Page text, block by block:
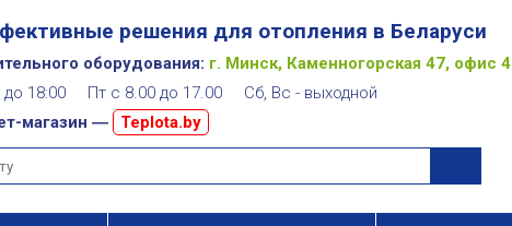
решения для отопления в Беларуси
оборудования: г. Минск, Каменногорская 47, офис 4
до 18:00 Пт с 8.00 до 17.00 Сб, Вс - выходной
магазин ―
Teplota.by